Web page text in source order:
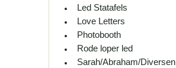
Led Statafels
Love Letters
Photobooth
Rode loper led
Sarah/Abraham/Diversen